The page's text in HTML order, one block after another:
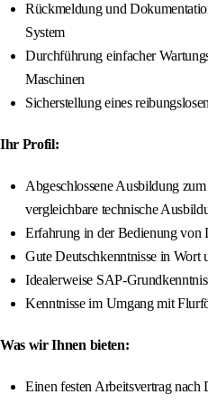
Rückmeldung und
System
Durchführung einfacher
Maschinen
Sicherstellung eines
Ihr Profil:
Abgeschlossene Ausbildung
vergleichbare technische
Erfahrung in der Bedienung von
Gute Deutschkenntnisse in Wort
Idealerweise SAP-
Kenntnisse im Umgang mit
Was wir Ihnen bieten:
Einen festen Arbeitsvertrag